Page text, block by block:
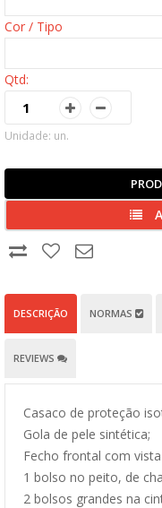
Cor / Tipo
Qtd:
Unidade: un.
DESCRIÇÃO NORMAS
REVIEWS
Casaco de proteção
Gola de pele sintética;
Fecho frontal com
1 bolso no peito, de
2 bolsos grandes na